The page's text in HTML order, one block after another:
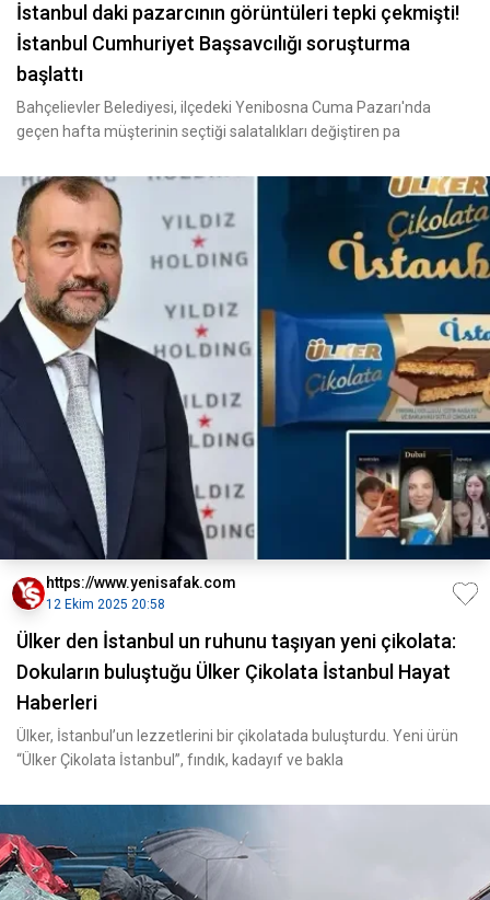
İstanbul daki pazarcının görüntüleri tepki çekmişti!
İstanbul Cumhuriyet Başsavcılığı soruşturma
başlattı
Bahçelievler Belediyesi, ilçedeki Yenibosna Cuma Pazarı'nda
geçen hafta müşterinin seçtiği salatalıkları değiştiren pa
https://www.yenisafak.com
12 Ekim 2025 20:58
Ülker den İstanbul un ruhunu taşıyan yeni çikolata:
Dokuların buluştuğu Ülker Çikolata İstanbul Hayat
Haberleri
Ülker, İstanbul’un lezzetlerini bir çikolatada buluşturdu. Yeni ürün
“Ülker Çikolata İstanbul”, fındık, kadayıf ve bakla